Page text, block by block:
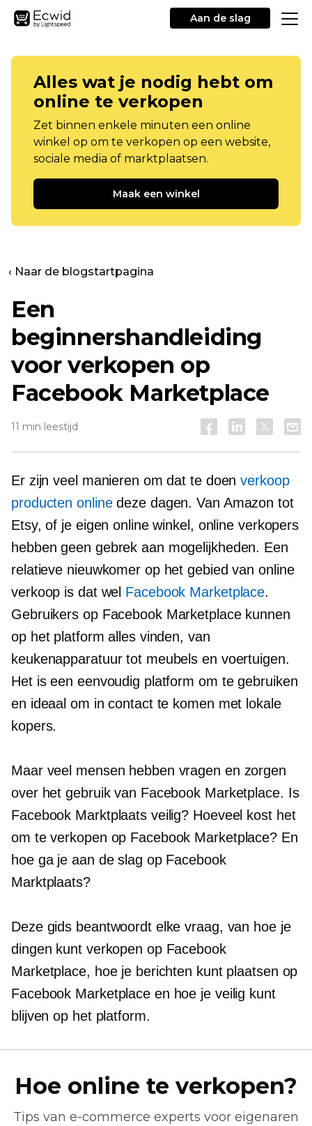
Aan de slag
Alles wat je nodig hebt om
online te verkopen
Zet binnen enkele minuten een online
winkel op om te verkopen op een website,
sociale media of marktplaatsen.
Maak een winkel
‹ Naar de blogstartpagina
Een
beginnershandleiding
voor verkopen op
Facebook Marketplace
11 min leestijd
Er zijn veel manieren om dat te doenverkoop
producten onlinedeze dagen. Van Amazon tot
Etsy, of je eigen online winkel, online verkopers
hebben geen gebrek aan mogelijkheden. Een
relatieve nieuwkomer op het gebied van online
verkoop is dat wel Facebook Marketplace.
Gebruikers op Facebook Marketplace kunnen
op het platform alles vinden, van
keukenapparatuur tot meubels en voertuigen.
Het is een eenvoudig platform om te gebruiken
en ideaal om in contact te komen met lokale
kopers.
Maar veel mensen hebben vragen en zorgen
over het gebruik van Facebook Marketplace. Is
Facebook Marktplaats veilig? Hoeveel kost het
om te verkopen op Facebook Marketplace? En
hoe ga je aan de slag op Facebook
Marktplaats?
Deze gids beantwoordt elke vraag, van hoe je
dingen kunt verkopen op Facebook
Marketplace, hoe je berichten kunt plaatsen op
Facebook Marketplace en hoe je veilig kunt
blijven op het platform.
Hoe online te verkopen?
Tips van e-commerce experts voor eigenaren